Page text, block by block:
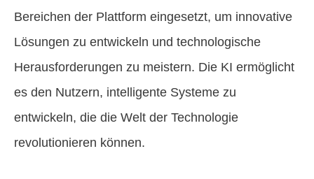
Bereichen der Plattform eingesetzt, um innovative
Lösungen zu entwickeln und technologische
Herausforderungen zu meistern. Die KI ermöglicht
es den Nutzern, intelligente Systeme zu
entwickeln, die die Welt der Technologie
revolutionieren können.